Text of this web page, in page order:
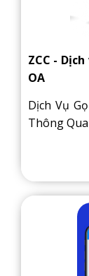
Dịch Vụ
Thông
ZCC -
OA